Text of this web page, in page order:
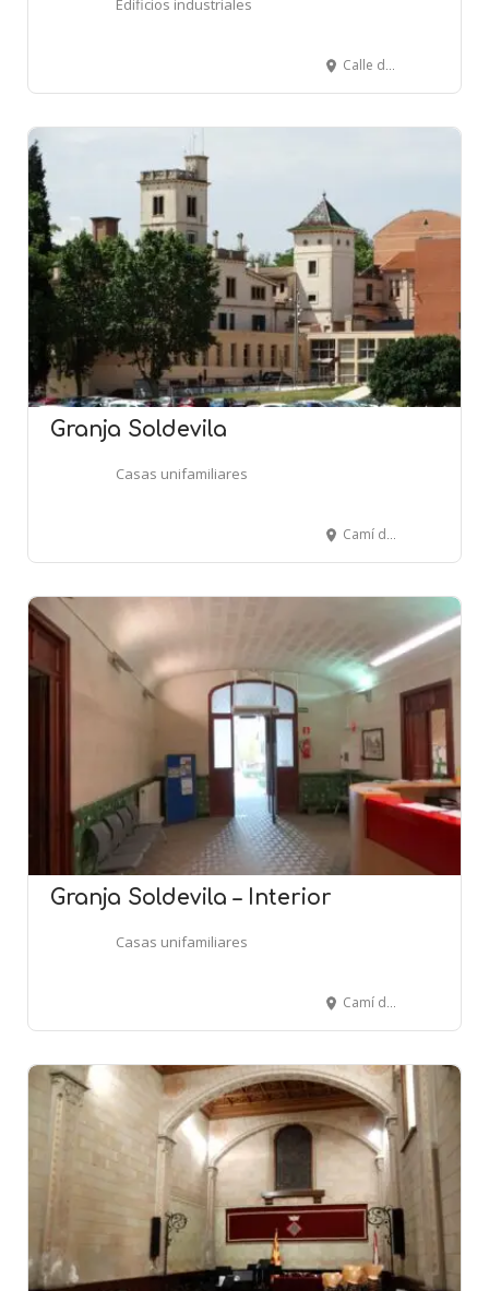
Edificios industriales
Calle de Can Codorniu - SANT SADURNÍ D'ANOIA
Granja Soldevila
Casas unifamiliares
Camí de la Granja - SANTA PERPÈTUA DE MOGODA
Granja Soldevila – Interior
Casas unifamiliares
Camí de la Granja - SANTA PERPÈTUA DE MOGODA